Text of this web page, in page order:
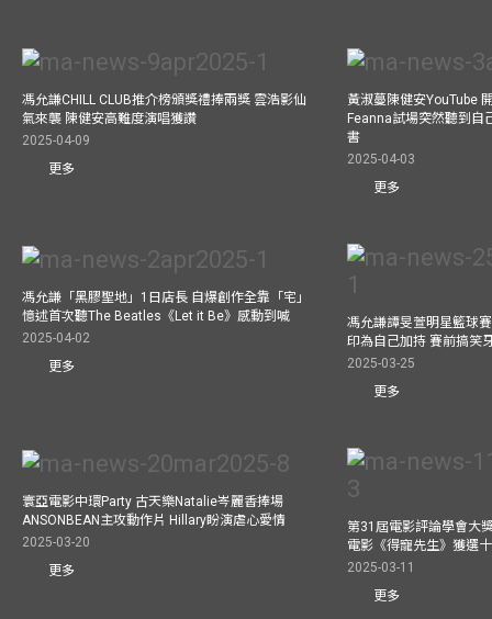
馮允謙CHILL CLUB推介榜頒獎禮捧兩獎 雲浩影仙
氣來襲 陳健安高難度演唱獲讚
2025-04-09
更多
黃淑蔓陳健安YouTube
Feanna試場突然聽到自
書
2025-04-03
更多
馮允謙「黑膠聖地」1日店長 自爆創作全靠「宅」
憶述首次聽The Beatles《Let it Be》感動到喊
2025-04-02
更多
馮允謙譚旻萱明星籃球
印為自己加持 賽前搞笑
2025-03-25
更多
寰亞電影中環Party 古天樂Natalie岑麗香捧場
ANSONBEAN主攻動作片 Hillary盼演虐心愛情
2025-03-20
更多
第31屆電影評論學會大
電影《得寵先生》獲選
2025-03-11
更多